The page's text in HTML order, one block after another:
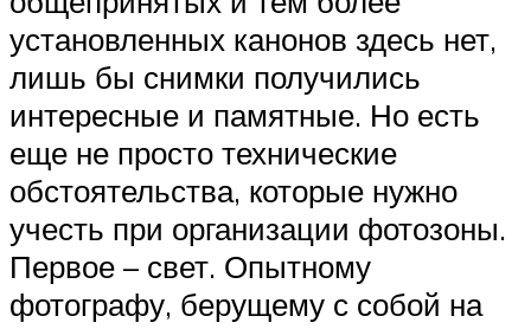
установленных канонов здесь нет,
лишь бы снимки получились
интересные и памятные. Но есть
еще не просто технические
обстоятельства, которые нужно
учесть при организации фотозоны.
Первое – свет. Опытному
фотографу, берущему с собой на